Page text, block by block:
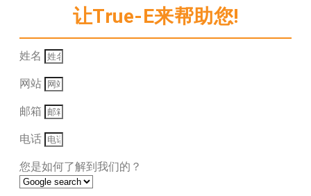
让True-E来帮助您!
姓名
网站
邮箱
电话
您是如何了解到我们的？